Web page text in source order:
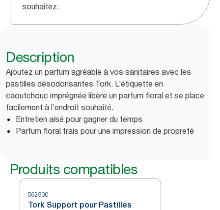
souhaitez.
Description
Ajoutez un parfum agréable à vos sanitaires avec les
pastilles désodorisantes Tork. L’étiquette en
caoutchouc imprégnée libère un parfum floral et se place
facilement à l’endroit souhaité.
Entretien aisé pour gagner du temps
Parfum floral frais pour une impression de propreté
Produits compatibles
562500
Tork Support pour Pastilles